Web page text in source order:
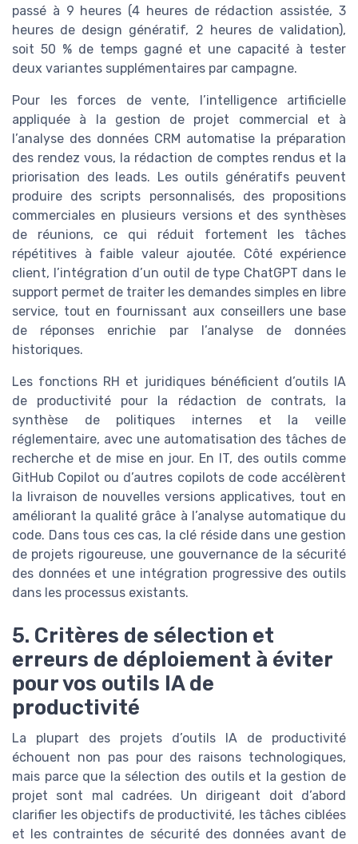
passé à 9 heures (4 heures de rédaction assistée, 3
heures de design génératif, 2 heures de validation),
soit 50 % de temps gagné et une capacité à tester
deux variantes supplémentaires par campagne.
Pour les forces de vente, l’intelligence artificielle
appliquée à la gestion de projet commercial et à
l’analyse des données CRM automatise la préparation
des rendez vous, la rédaction de comptes rendus et la
priorisation des leads. Les outils génératifs peuvent
produire des scripts personnalisés, des propositions
commerciales en plusieurs versions et des synthèses
de réunions, ce qui réduit fortement les tâches
répétitives à faible valeur ajoutée. Côté expérience
client, l’intégration d’un outil de type ChatGPT dans le
support permet de traiter les demandes simples en libre
service, tout en fournissant aux conseillers une base
de réponses enrichie par l’analyse de données
historiques.
Les fonctions RH et juridiques bénéficient d’outils IA
de productivité pour la rédaction de contrats, la
synthèse de politiques internes et la veille
réglementaire, avec une automatisation des tâches de
recherche et de mise en jour. En IT, des outils comme
GitHub Copilot ou d’autres copilots de code accélèrent
la livraison de nouvelles versions applicatives, tout en
améliorant la qualité grâce à l’analyse automatique du
code. Dans tous ces cas, la clé réside dans une gestion
de projets rigoureuse, une gouvernance de la sécurité
des données et une intégration progressive des outils
dans les processus existants.
5. Critères de sélection et
erreurs de déploiement à éviter
pour vos outils IA de
productivité
La plupart des projets d’outils IA de productivité
échouent non pas pour des raisons technologiques,
mais parce que la sélection des outils et la gestion de
projet sont mal cadrées. Un dirigeant doit d’abord
clarifier les objectifs de productivité, les tâches ciblées
et les contraintes de sécurité des données avant de